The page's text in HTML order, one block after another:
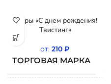
Шары «С днем рождения!
Твистинг»
от: 210 ₽
ТОРГОВАЯ МАРКА